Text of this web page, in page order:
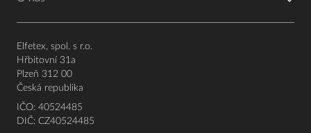
Elfetex, spol. s r.o.
Hřbitovní 31a
Plzeň 312 00
Česká republika
IČO: 40524485
DIČ: CZ40524485